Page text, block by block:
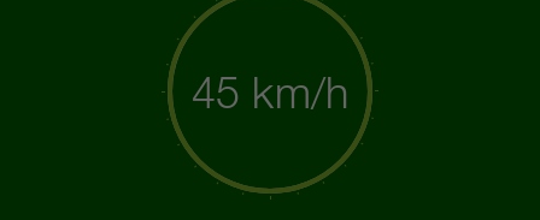
45 km/h